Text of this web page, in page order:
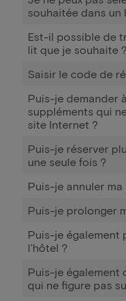
souhaitée dans un
Est-il possible de
lit que je souhaite ?
Saisir le code de
Puis-je demander
suppléments qui
site Internet ?
Puis-je réserver
une seule fois ?
Puis-je annuler
Puis-je prolonger
Puis-je également
l'hôtel ?
Puis-je également
qui ne figure pas